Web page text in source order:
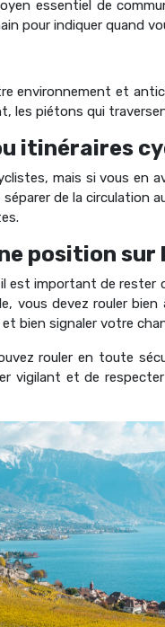
essentiel de
pour indiquer quand
environnement et
les piétons qui
itinéraires
mais si vous en
de la circulation
position sur
est important de rester
vous devez rouler
bien signaler votre
rouler en toute
vigilant et de